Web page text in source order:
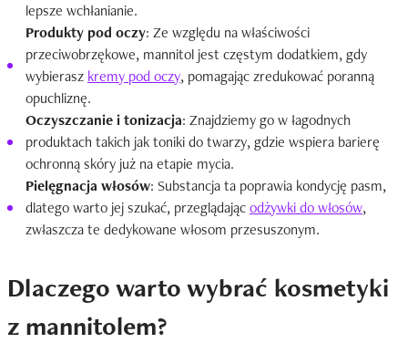
lepsze wchłanianie.
Produkty pod oczy: Ze względu na właściwości
przeciwobrzękowe, mannitol jest częstym dodatkiem, gdy
wybierasz kremy pod oczy, pomagając zredukować poranną
opuchliznę.
Oczyszczanie i tonizacja: Znajdziemy go w łagodnych
produktach takich jak toniki do twarzy, gdzie wspiera barierę
ochronną skóry już na etapie mycia.
Pielęgnacja włosów: Substancja ta poprawia kondycję pasm,
dlatego warto jej szukać, przeglądającodżywki do włosów,
zwłaszcza te dedykowane włosom przesuszonym.
Dlaczego warto wybrać kosmetyki
z mannitolem?